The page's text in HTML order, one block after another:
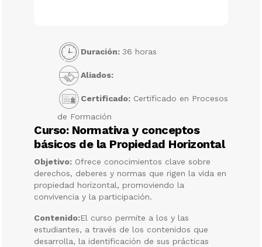
Duración: 36 horas
Aliados:
Certificado: Certificado en Procesos
de Formación
Curso: Normativa y conceptos
básicos de la Propiedad Horizontal
Objetivo: Ofrece conocimientos clave sobre
derechos, deberes y normas que rigen la vida en
propiedad horizontal, promoviendo la
convivencia y la participación.
Contenido:El curso permite a los y las
estudiantes, a través de los contenidos que
desarrolla, la identificación de sus prácticas